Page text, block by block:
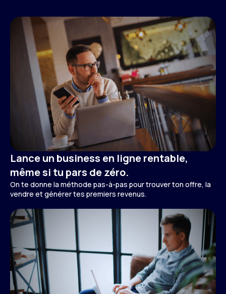
Lance un business en ligne rentable,
même si tu pars de zéro.
On te donne la méthode pas-à-pas pour trouver ton offre, la
vendre et générer tes premiers revenus.